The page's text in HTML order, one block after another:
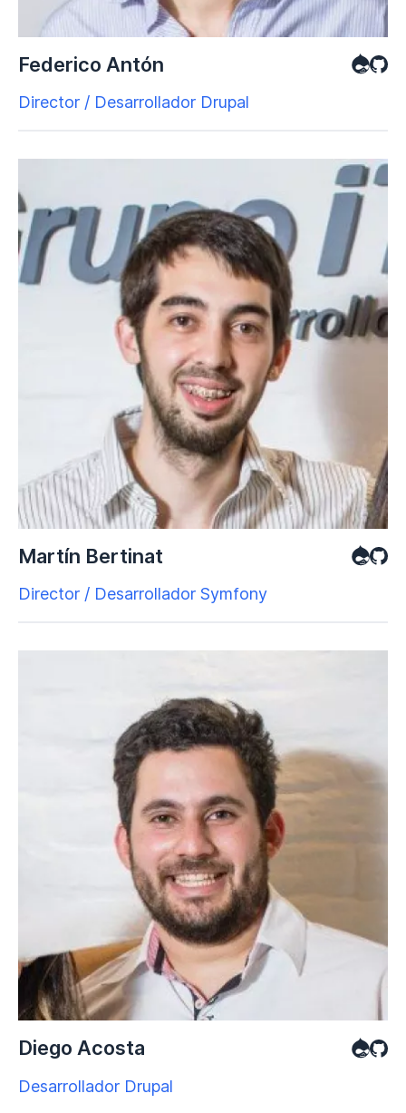
Federico Antón
Director / Desarrollador Drupal
Martín Bertinat
Director / Desarrollador Symfony
Diego Acosta
Desarrollador Drupal